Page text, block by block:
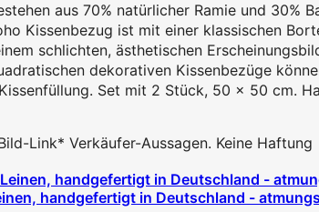
aus 70% natürlicher Ramie und
Kissenbezug ist mit einer klassischen
schlichten, ästhetischen
dekorativen Kissenbezüge
Set mit 2 Stück, 50 x 50 cm.
Link* Verkäufer-Aussagen. Keine Haftung
handgefertigt in Deutschland -